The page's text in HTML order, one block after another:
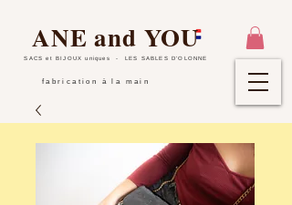
SACS et BIJOUX uniques - LES SABLES D'OLONNE
ANE and YOU
fabrication à la main